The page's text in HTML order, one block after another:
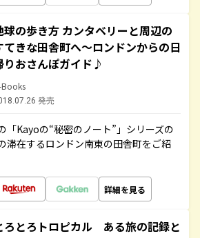
球の歩き方 カンタベリーと周辺の
てきな田舎町へ～ロンドンからの日
りおさんぽガイド♪
Books
発売
「Kayoの“秘密のノート”」シリーズの
滞在するロンドン南東の田舎町をご紹
詳細を見る
ろとろトロピカル ある旅の記録と